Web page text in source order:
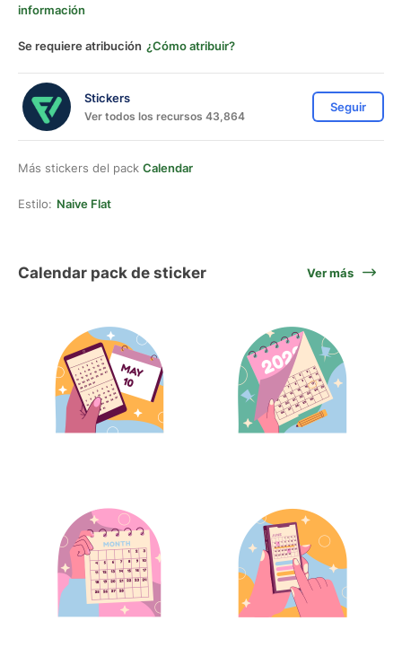
información
Se requiere atribución ¿Cómo atribuir?
Stickers
Ver todos los recursos 43,864
Seguir
Más stickers del pack Calendar
Estilo: Naive Flat
Calendar pack de sticker Ver más